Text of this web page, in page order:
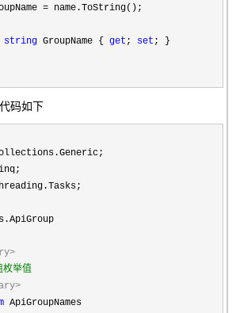
= name.ToString();
string GroupName { get ; set ; }
码如下
枚举值
ApiGroupNames